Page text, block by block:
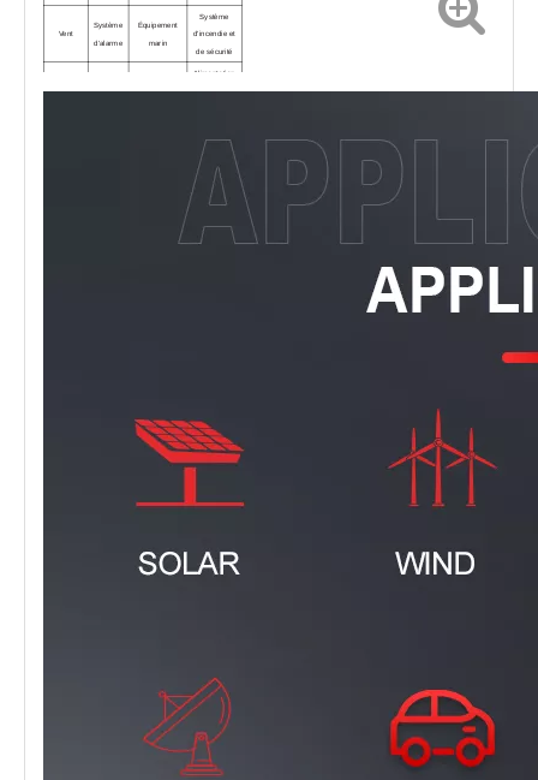
Vent
Système
d'alarme
Équipement
marin
Système
d'incendie et
de sécurité
Outils
Équipement de
Alimentation
d'alimentation